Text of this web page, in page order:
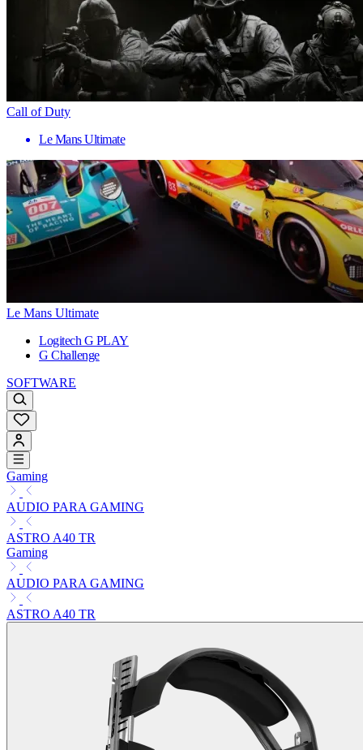
Call of Duty
Le Mans Ultimate
Le Mans Ultimate
Logitech G PLAY
G Challenge
SOFTWARE
Gaming
AUDIO PARA GAMING
ASTRO A40 TR
Gaming
AUDIO PARA GAMING
ASTRO A40 TR